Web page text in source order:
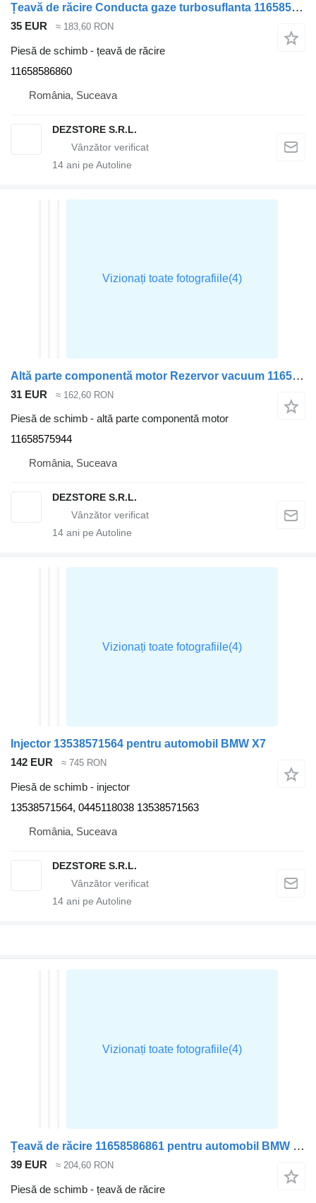
Țeavă de răcire Conducta gaze turbosuflanta 11658586860 pentru automobil BMW X7
35 EUR ≈ 183,60 RON
Piesă de schimb - țeavă de răcire
11658586860
România, Suceava
DEZSTORE S.R.L.
14 ani pe Autoline
Altă parte componentă motor Rezervor vacuum 11658575944 pentru automobil BMW X7
31 EUR ≈ 162,60 RON
Piesă de schimb - altă parte componentă motor
11658575944
România, Suceava
DEZSTORE S.R.L.
14 ani pe Autoline
Injector 13538571564 pentru automobil BMW X7
142 EUR
≈ 745 RON
Piesă de schimb - injector
13538571564, 0445118038 13538571563
România, Suceava
DEZSTORE S.R.L.
14 ani pe Autoline
Țeavă de răcire 11658586861 pentru automobil BMW X7
39 EUR ≈ 204,60 RON
Piesă de schimb - țeavă de răcire